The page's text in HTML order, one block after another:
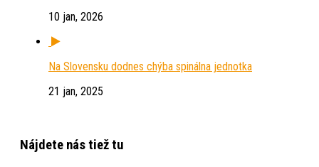
10 jan, 2026
Na Slovensku dodnes chýba spinálna jednotka
21 jan, 2025
Nájdete nás tiež tu